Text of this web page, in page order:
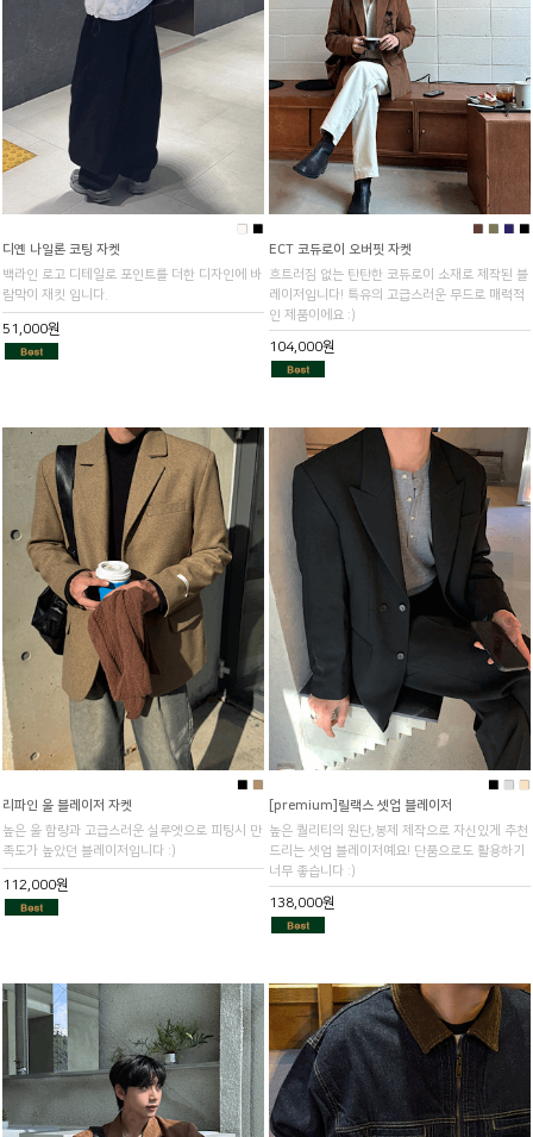
■ ■
디옌 나일론 코팅 자켓
백라인 로고 디테일로 포인트를 더한 디자인에 바
람막이 재킷 입니다.
51,000원
■ ■ ■ ■
ECT 코듀로이 오버핏 자켓
흐트러짐 없는 탄탄한 코듀로이 소재로 제작된 블
레이저입니다! 특유의 고급스러운 무드로 매력적
인 제품이에요 :)
104,000원
리파인 울 블레이저 자켓
높은 울 함량과 고급스러운 실루엣으로 피팅시 만
족도가 높았던 블레이저입니다 :)
112,000원
[premium]릴랙스 셋업 블레이저
높은 퀄리티의 원단,봉제 제작으로 자신있게 추천
드리는 셋업 블레이저예요! 단품으로도 활용하기
너무 좋습니다 :)
138,000원